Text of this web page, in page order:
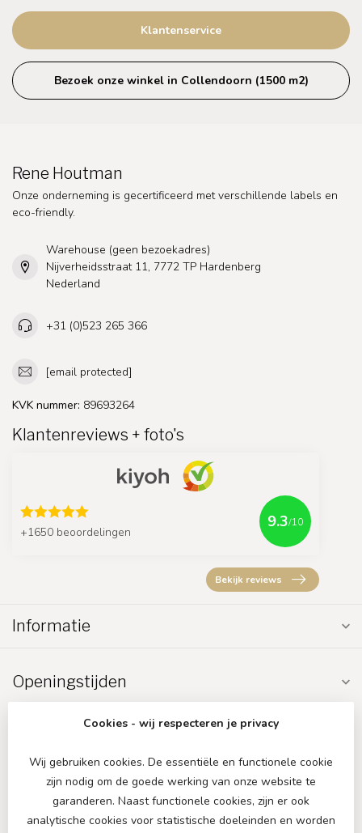
Klantenservice
Bezoek onze winkel in Collendoorn (1500 m2)
Rene Houtman
Onze onderneming is gecertificeerd met verschillende labels en
eco-friendly.
Warehouse (geen bezoekadres)
Nijverheidsstraat 11, 7772 TP Hardenberg
Nederland
+31 (0)523 265 366
[email protected]
KVK nummer: 89693264
Klantenreviews + foto's
+1650 beoordelingen
9.3/10
Bekijk reviews
Informatie
Openingstijden
Cookies - wij respecteren je privacy
Wij gebruiken cookies. De essentiële en functionele cookie
zijn nodig om de goede werking van onze website te
garanderen. Naast functionele cookies, zijn er ook
analytische cookies voor statistische doeleinden en worden